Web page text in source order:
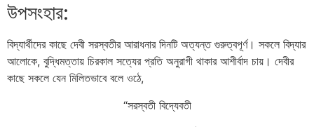
উপসংহার:
বিদ্যার্থীদের কাছে দেবী সরস্বতীর আরাধনার দিনটি অত্যন্ত গুরুত্বপূর্ণ। সকলে বিদ্যার
আলোকে, বুদ্ধিমত্তায় চিরকাল সত্যের প্রতি অনুরাগী থাকার আশীর্বাদ চায়। দেবীর
কাছে সকলে যেন মিলিতভাবে বলে ওঠে,
“সরস্বতী বিদ্যেবতী